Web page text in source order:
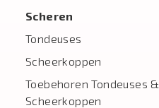
Scheren
Tondeuses
Scheerkoppen
Toebehoren Tondeuses &
Scheerkoppen